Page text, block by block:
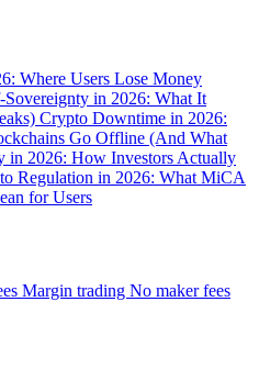
Where Users Lose Money
in 2026: What It
Crypto Downtime in 2026:
Go Offline (And What
in 2026: How Investors Actually
Regulation in 2026: What MiCA
for Users
Margin trading No maker fees